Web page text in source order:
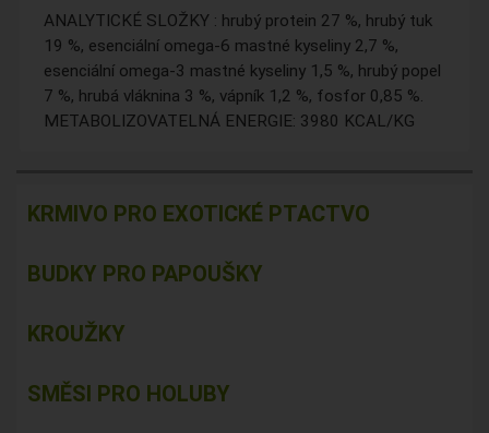
ANALYTICKÉ SLOŽKY : hrubý protein 27 %, hrubý tuk
19 %, esenciální omega-6 mastné kyseliny 2,7 %,
esenciální omega-3 mastné kyseliny 1,5 %, hrubý popel
7 %, hrubá vláknina 3 %, vápník 1,2 %, fosfor 0,85 %.
METABOLIZOVATELNÁ ENERGIE: 3980 KCAL/KG
KRMIVO PRO EXOTICKÉ PTACTVO
BUDKY PRO PAPOUŠKY
KROUŽKY
SMĚSI PRO HOLUBY